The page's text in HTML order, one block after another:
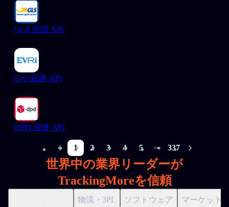
GLS 追跡 API
Evri 追跡 API
DPD 追跡 API
1 2 3 4 5
More pages
337
世界中の業界リーダーが
TrackingMoreを信頼
物流・3PL ソフトウェア マーケット